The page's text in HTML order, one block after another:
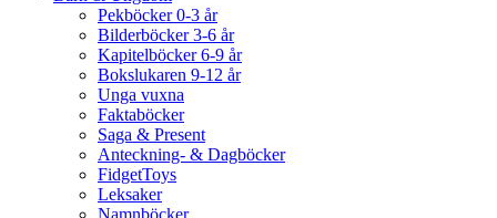
Pekböcker 0-3 år
Bilderböcker 3-6 år
Kapitelböcker 6-9 år
Bokslukaren 9-12 år
Unga vuxna
Faktaböcker
Saga & Present
Anteckning- & Dagböcker
FidgetToys
Leksaker
Namnböcker